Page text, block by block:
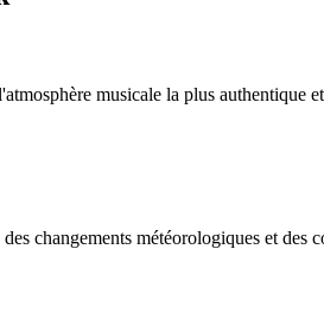
musicale la plus authentique
changements météorologiques et